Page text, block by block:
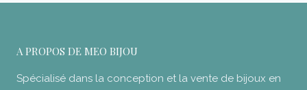
A PROPOS DE MEO BIJOU
Spécialisé dans la conception et la vente de bijoux en